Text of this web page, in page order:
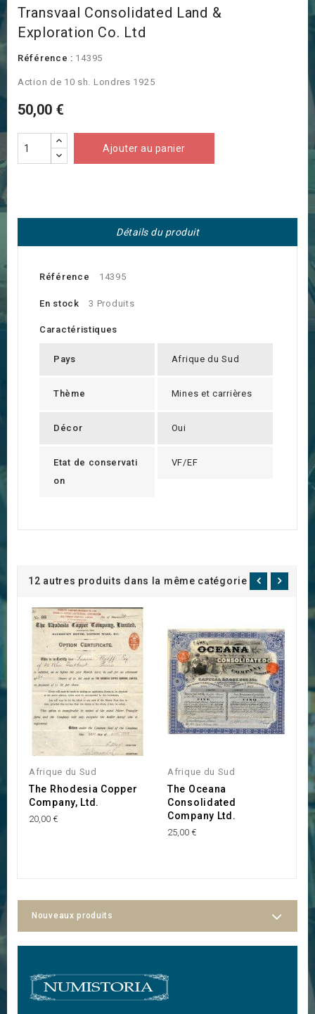
Transvaal Consolidated Land &
Exploration Co. Ltd
Référence : 14395
Action de 10 sh. Londres 1925
50,00 €
Ajouter au panier
Détails du produit
Référence 14395
En stock 3 Produits
Caractéristiques
Pays Afrique du Sud
Thème Mines et carrières
Décor Oui
Etat de conservati
on
VF/EF
12 autres produits dans la même catégorie :
Afrique du Sud
The Rhodesia Copper
Company, Ltd.
20,00 €
Afrique du Sud
The Oceana
Consolidated
Company Ltd.
25,00 €
Nouveaux produits